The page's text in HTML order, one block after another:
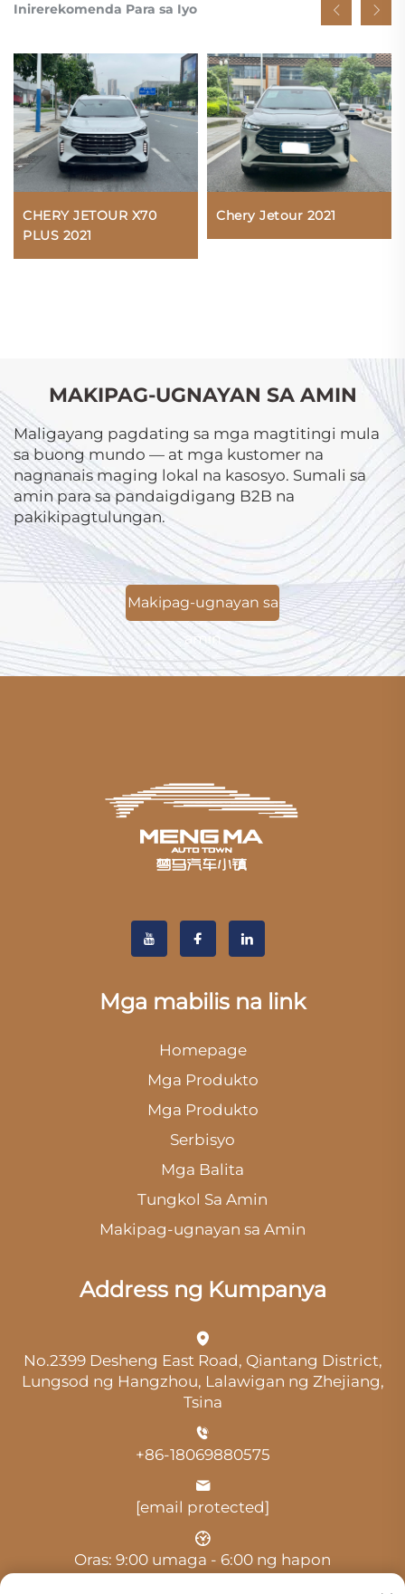
Inirerekomenda Para sa Iyo
CHERY JETOUR X70
PLUS 2021
Chery Jetour 2021
MAKIPAG-UGNAYAN SA AMIN
Maligayang pagdating sa mga magtitingi mula
sa buong mundo — at mga kustomer na
nagnanais maging lokal na kasosyo. Sumali sa
amin para sa pandaigdigang B2B na
pakikipagtulungan.
Makipag-ugnayan sa
amin
Mga mabilis na link
Homepage
Mga Produkto
Mga Produkto
Serbisyo
Mga Balita
Tungkol Sa Amin
Makipag-ugnayan sa Amin
Address ng Kumpanya
No.2399 Desheng East Road, Qiantang District,
Lungsod ng Hangzhou, Lalawigan ng Zhejiang,
Tsina
+86-18069880575
[email protected]
Oras: 9:00 umaga - 6:00 ng hapon